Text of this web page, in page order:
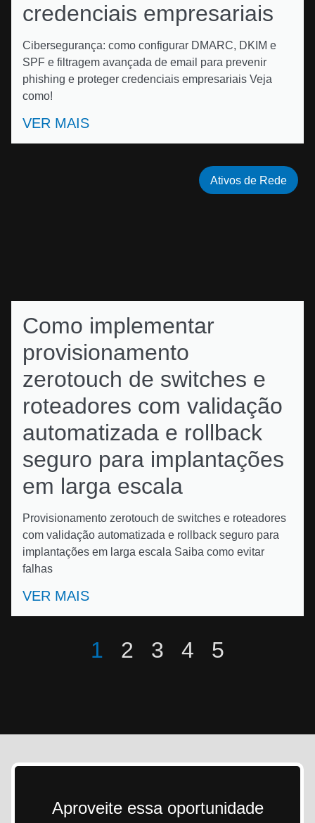
credenciais empresariais
Cibersegurança: como configurar DMARC, DKIM e
SPF e filtragem avançada de email para prevenir
phishing e proteger credenciais empresariais Veja
como!
VER MAIS
Como implementar
provisionamento
zerotouch de switches e
roteadores com validação
automatizada e rollback
seguro para implantações
em larga escala
Provisionamento zerotouch de switches e roteadores
com validação automatizada e rollback seguro para
implantações em larga escala Saiba como evitar
falhas
VER MAIS
Ativos de Rede
1 2 3 4 5
Aproveite essa oportunidade